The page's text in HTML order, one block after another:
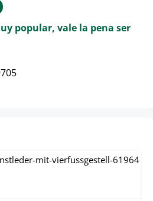
popular, vale la pena ser
el producto